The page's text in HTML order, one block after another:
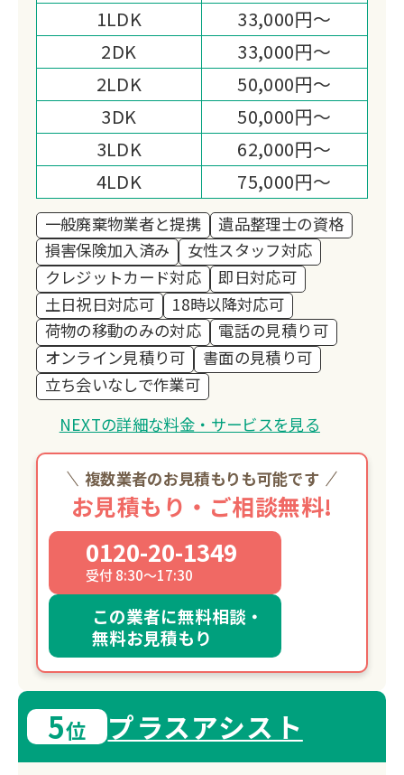
1LDK
33,000円～
2DK
33,000円～
2LDK
50,000円～
3DK
50,000円～
3LDK
62,000円～
4LDK
75,000円～
一般廃棄物業者と提携
遺品整理士の資格
損害保険加入済み
女性スタッフ対応
クレジットカード対応
即日対応可
土日祝日対応可
18時以降対応可
荷物の移動のみの対応
電話の見積り可
オンライン見積り可
書面の見積り可
立ち会いなしで作業可
NEXTの詳細な料金・サービスを見る
複数業者のお見積もりも可能です
お見積もり・ご相談無料!
0120-20-1349
受付 8:30～17:30
この業者に無料相談・
無料お見積もり
5位 プラスアシスト